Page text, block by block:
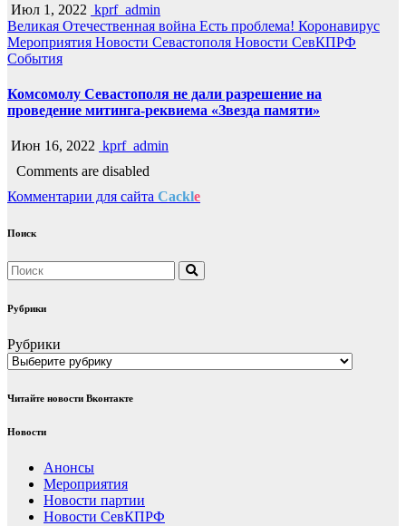
Июл 1, 2022 kprf_admin
Великая Отечественная война Есть проблема! Коронавирус
Мероприятия Новости Севастополя Новости СевКПРФ
События
Комсомолу Севастополя не дали разрешение на
проведение митинга-реквиема «Звезда памяти»
Июн 16, 2022 kprf_admin
Comments are disabled
Комментарии для сайта Cackle
Поиск
Рубрики
Рубрики
Читайте новости Вконтакте
Новости
Анонсы
Мероприятия
Новости партии
Новости СевКПРФ